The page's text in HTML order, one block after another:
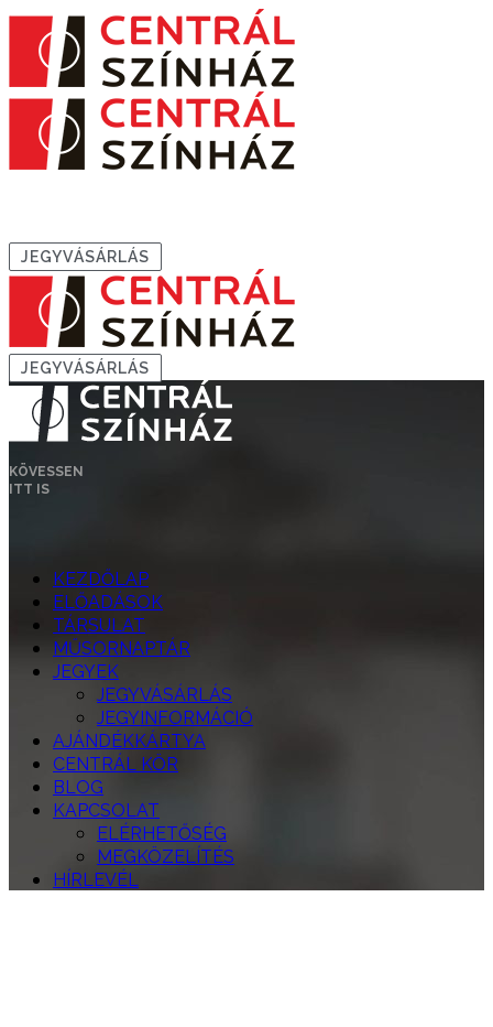
JEGYVÁSÁRLÁS
JEGYVÁSÁRLÁS
KÖVESSEN
ITT IS
KEZDŐLAP
ELŐADÁSOK
TÁRSULAT
MŰSORNAPTÁR
JEGYEK
JEGYVÁSÁRLÁS
JEGYINFORMÁCIÓ
AJÁNDÉKKÁRTYA
CENTRÁL KÖR
BLOG
KAPCSOLAT
ELÉRHETŐSÉG
MEGKÖZELÍTÉS
HÍRLEVÉL